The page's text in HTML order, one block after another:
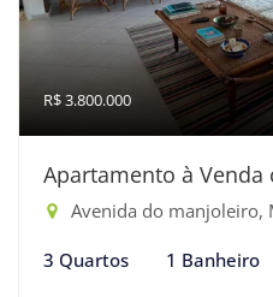
R$ 3.800.000
Apartamento à Venda
Avenida do manjoleiro, Modulo 7 -
3 Quartos 1 Banheiro